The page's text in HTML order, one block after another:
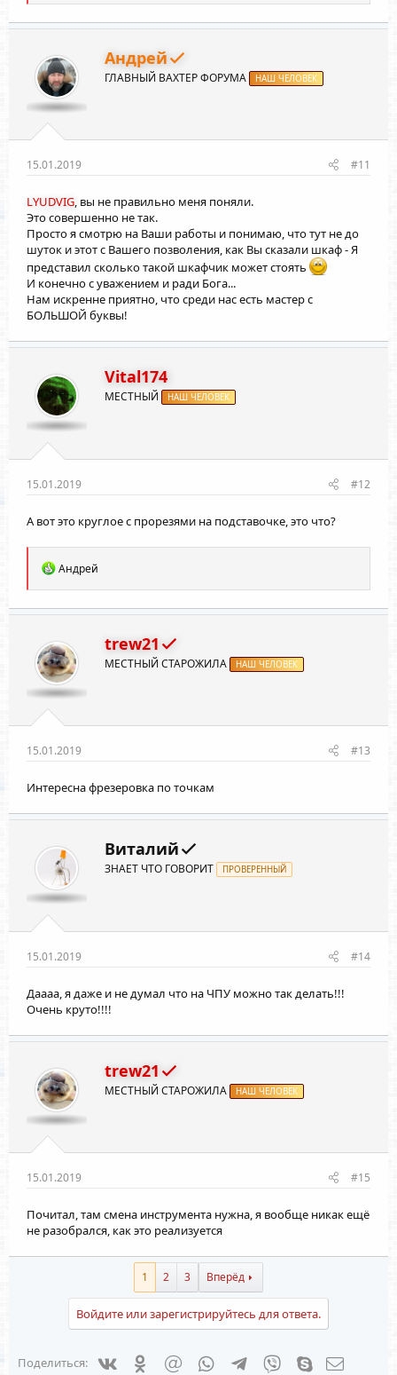
а
к
и
и
:
Андрей
ГЛАВНЫЙ ВАХТЕР ФОРУМА НАШ ЧЕЛОВЕК
15.01.2019 #11
LYUDVIG, вы не правильно меня поняли.
Это совершенно не так.
Просто я смотрю на Ваши работы и понимаю, что тут не до
шуток и этот с Вашего позволения, как Вы сказали шкаф - Я
представил сколько такой шкафчик может стоять
И конечно с уважением и ради Бога...
Нам искренне приятно, что среди нас есть мастер с
БОЛЬШОЙ буквы!
Vital174
МЕСТНЫЙ НАШ ЧЕЛОВЕК
15.01.2019 #12
А вот это круглое с прорезями на подставочке, это что?
Р
а
к
и
и
:
Андрей
trew21
МЕСТНЫЙ СТАРОЖИЛА НАШ ЧЕЛОВЕК
15.01.2019 #13
Интересна фрезеровка по точкам
Витaлий
ЗНАЕТ ЧТО ГОВОРИТ ПРОВЕРЕННЫЙ
15.01.2019 #14
Даааа, я даже и не думал что на ЧПУ можно так делать!!!
Очень круто!!!!
trew21
МЕСТНЫЙ СТАРОЖИЛА НАШ ЧЕЛОВЕК
15.01.2019 #15
Почитал, там смена инструмента нужна, я вообще никак ещё
не разобрался, как это реализуется
1 2 3 Вперёд
Войдите или зарегистрируйтесь для ответа.
Поделиться: VkontakteOdnoklassniki
Mail.ru WhatsAppTelegramViber Skype